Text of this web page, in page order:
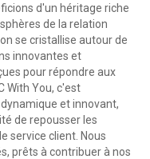
d'un héritage riche
de la relation
se cristallise autour de
innovantes et
pour répondre aux
With You, c'est
et innovant,
de repousser les
service client. Nous
prêts à contribuer à nos